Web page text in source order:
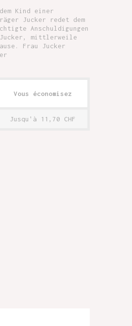
Kind einer
Jucker redet dem
Anschuldigungen
Jucker, mittlerweile
Frau Jucker
Vous économisez
Jusqu'à 11,70 CHF